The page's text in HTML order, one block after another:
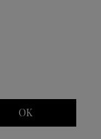
OK